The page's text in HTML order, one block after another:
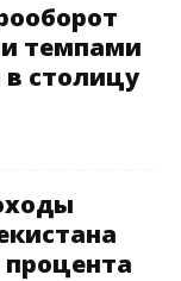
темпами
столицу
процента